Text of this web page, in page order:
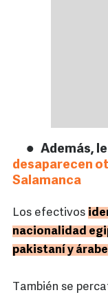
Además,
desaparecen
Salamanca
Los efectivos
nacionalidad
pakistaní y árabe
También se